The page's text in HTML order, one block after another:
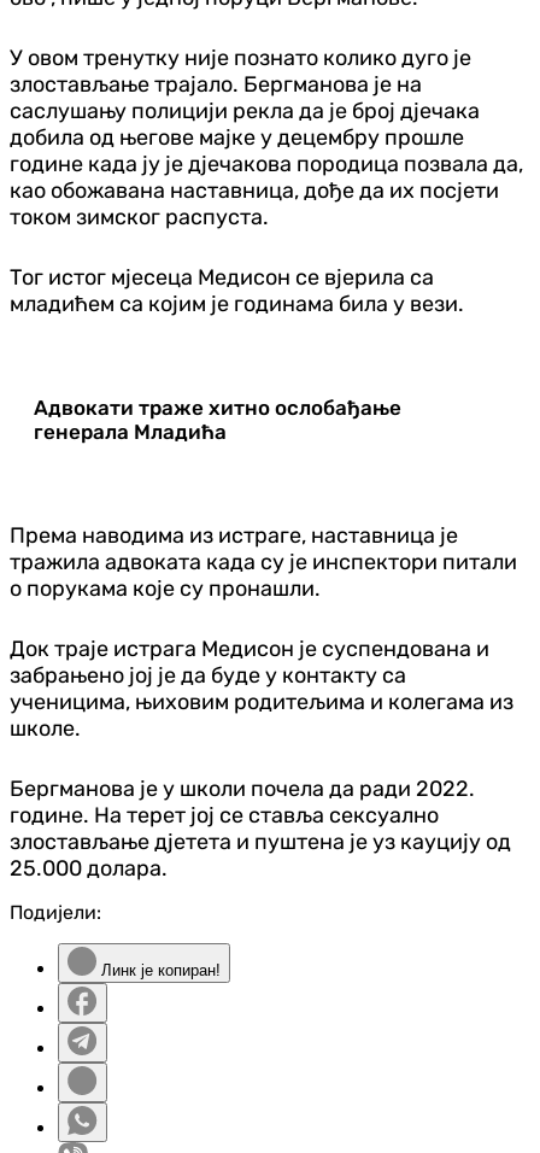
У овом тренутку није познато колико дуго је
злостављање трајало. Бергманова је на
саслушању полицији рекла да је број дјечака
добила од његове мајке у децембру прошле
године када ју је дјечакова породица позвала да,
као обожавана наставница, дође да их посјети
током зимског распуста.
Тог истог мјесеца Медисон се вјерила са
младићем са којим је годинама била у вези.
Адвокати траже хитно ослобађање
генерала Младића
Према наводима из истраге, наставница је
тражила адвоката када су је инспектори питали
о порукама које су пронашли.
Док траје истрага Медисон је суспендована и
забрањено јој је да буде у контакту са
ученицима, њиховим родитељима и колегама из
школе.
Бергманова је у школи почела да ради 2022.
године. На терет јој се ставља сексуално
злостављање дјетета и пуштена је уз кауцију од
25.000 долара.
Подијели:
Линк је копиран!